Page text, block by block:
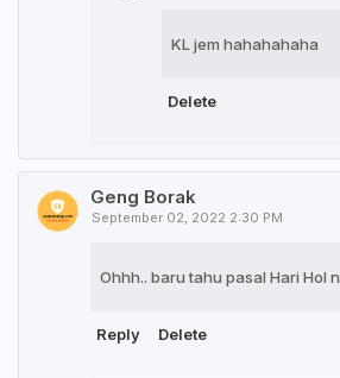
KL jem hahahahaha
Delete
Geng Borak
September 02, 2022 2:30 PM
Ohhh.. baru tahu pasal Hari Hol
Reply Delete